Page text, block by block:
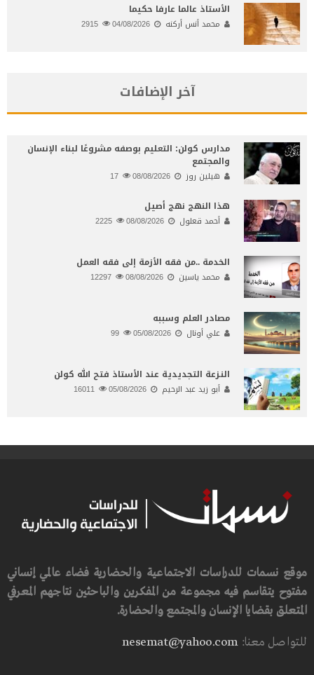
الأستاذ عالما عارفا حكيما
محمد أنس أركنه 04/08/2026
آخر الإضافات
مدارس كولن: التعليم بوصفه مشروعًا لبناء الإنسان
والمجتمع
هيلين روز 08/08/2026
هذا النهج نهج أصيل
أحمد قعلول 08/08/2026
الخدمة ..من فقه الأزمة إلى فقه العمل
محمد ياسين 08/08/2026
مصادر العلم وسببه
علي أونال 05/08/2026
النـزعة التجديدية عند الأستاذ فتح الله كولن
أبو زيد عبد الرحيم 05/08/2026
موقع نسمات للدراسات الاجتماعية والحضارية فضاء عالمي إنساني
مفتوح يتقاسم فيه مجموعة من المفكرين والباحثين نتاجهم المعرفي
المتعلق بقضايا الإنسان والمجتمع والحضارة.
للتواصل معنا:nesemat@yahoo.com